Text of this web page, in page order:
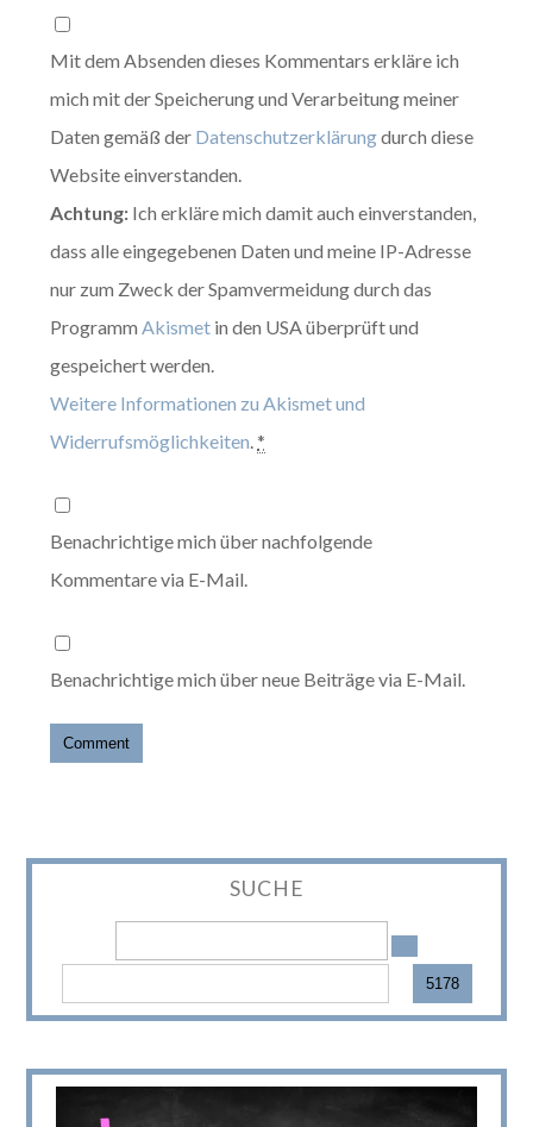
Mit dem Absenden dieses Kommentars erkläre ich
mich mit der Speicherung und Verarbeitung meiner
Daten gemäß der Datenschutzerklärungdurch diese
Website einverstanden.
Achtung: Ich erkläre mich damit auch einverstanden,
dass alle eingegebenen Daten und meine IP-Adresse
nur zum Zweck der Spamvermeidung durch das
Programm Akismet in den USA überprüft und
gespeichert werden.
Weitere Informationen zu Akismet und
Widerrufsmöglichkeiten .*
Benachrichtige mich über nachfolgende
Kommentare via E-Mail.
Benachrichtige mich über neue Beiträge via E-Mail.
SUCHE